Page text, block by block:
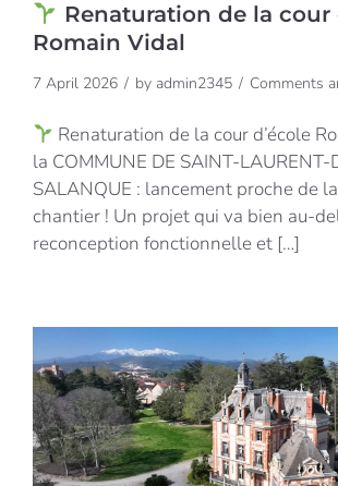
Renaturation de la cour
Romain Vidal
7 April 2026 by admin2345 Comments
Renaturation de la cour d’école
la COMMUNE DE SAINT-LAURENT-
SALANQUE : lancement proche de
chantier ! Un projet qui va bien au-
reconception fonctionnelle et […]